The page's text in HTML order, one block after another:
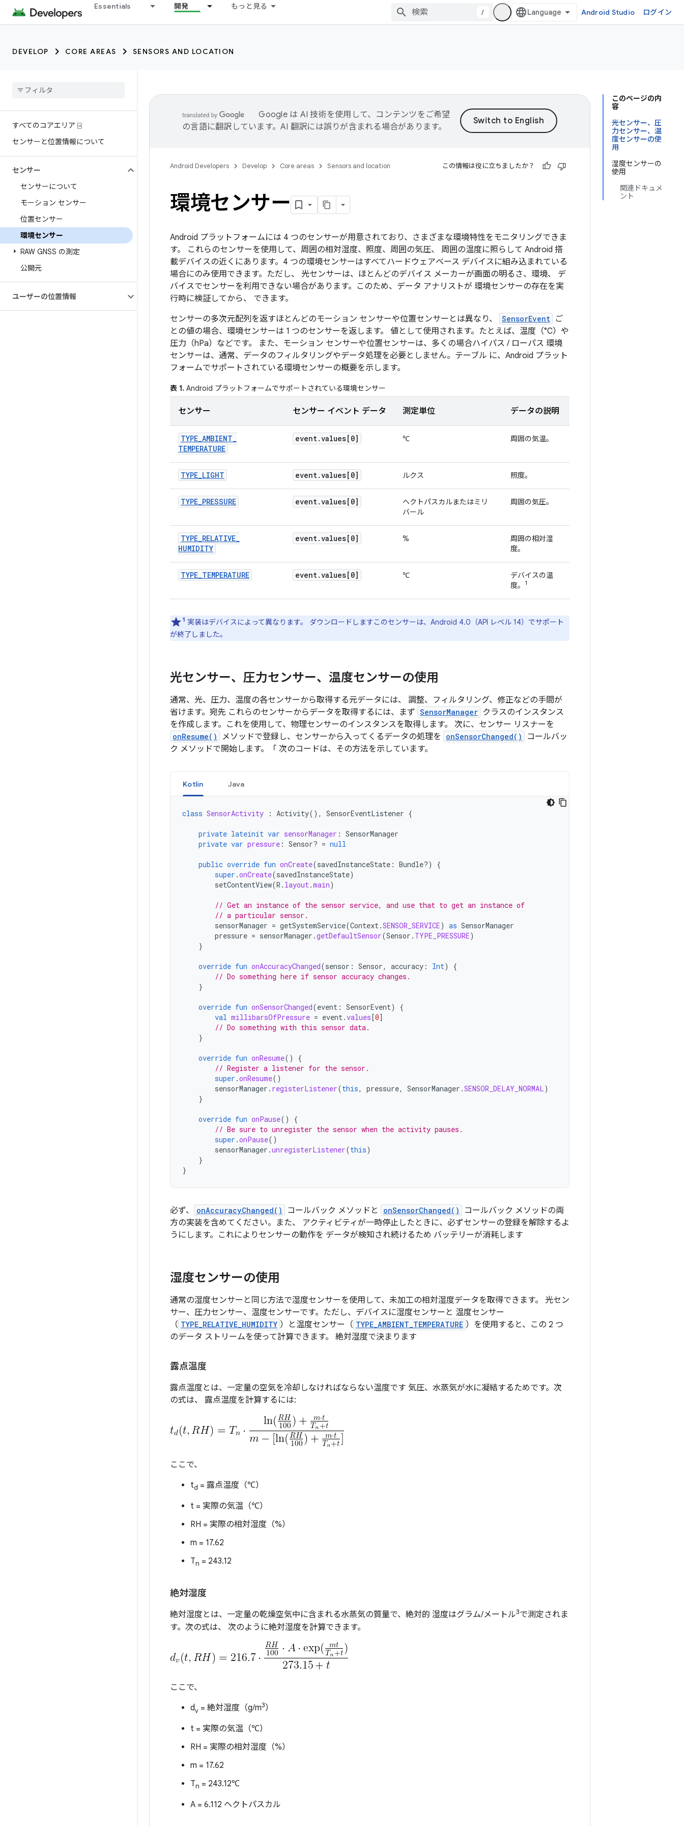
trait:citc trait:citc Essentials 開発 もっと見る
/ Android Studio ログイン
DEVELOP CORE AREAS SENSORS AND LOCATION
すべてのコアエリア ⍈
センサーと位置情報について
センサー
センサーについて
モーション センサー
位置センサー
環境センサー
RAW GNSS の測定
公開元
ユーザーの位置情報
このページの内
容
光センサー、圧
力センサー、温
度センサーの使
用
湿度センサーの
使用
関連ドキュメ
ント
Google は AI 技術を使用して、コンテンツをご希望
の言語に翻訳しています。AI 翻訳には誤りが含まれる場合があります。
Android Developers Develop Core areas Sensors and location この情報は役に立ちましたか？
環境センサー
Android プラットフォームには 4 つのセンサーが用意されており、さまざまな環境特性をモニタリングできま
す。 これらのセンサーを使用して、周囲の相対湿度、照度、周囲の気圧、 周囲の温度に照らして Android 搭
載デバイスの近くにあります。4 つの環境センサーはすべてハードウェアベース デバイスに組み込まれている
場合にのみ使用できます。ただし、 光センサーは、ほとんどのデバイス メーカーが画面の明るさ、環境、 デ
バイスでセンサーを利用できない場合があります。このため、データ アナリストが 環境センサーの存在を実
行時に検証してから、 できます。
センサーの多次元配列を返すほとんどのモーション センサーや位置センサーとは異なり、
SensorEvent ご
との値の場合、環境センサーは 1 つのセンサーを返します。 値として使用されます。たとえば、温度（°C）や
圧力（hPa）などです。 また、モーション センサーや位置センサーは、多くの場合ハイパス / ローパス 環境
センサーは、通常、データのフィルタリングやデータ処理を必要としません。テーブル に、Android プラット
フォームでサポートされている環境センサーの概要を示します。
表 1. Android プラットフォームでサポートされている環境センサー
センサー センサー イベント データ 測定単位 データの説明
TYPE_AMBIENT_
TEMPERATURE
event.values[0] ℃ 周囲の気温。
TYPE_LIGHT event.values[0] ルクス 照度。
TYPE_PRESSURE event.values[0]
ヘクトパスカルまたはミリ
バール
周囲の気圧。
TYPE_RELATIVE_
HUMIDITY
event.values[0] %
周囲の相対湿
度。
TYPE_TEMPERATURE event.values[0] ℃
デバイスの温
度。
1
1 実装はデバイスによって異なります。 ダウンロードしますこのセンサーは、Android 4.0（API レベル 14）でサポート
が終了しました。
光センサー、圧力センサー、温度センサーの使用
通常、光、圧力、温度の各センサーから取得する元データには、 調整、フィルタリング、修正などの手間が
省けます。宛先 これらのセンサーからデータを取得するには、まず SensorManager クラスのインスタンス
を作成します。これを使用して、物理センサーのインスタンスを取得します。 次に、センサー リスナーを
onResume() メソッドで登録し、センサーから入ってくるデータの処理を onSensorChanged()
コールバッ
ク メソッドで開始します。「 次のコードは、その方法を示しています。
Kotlin Java
class SensorActivity : Activity(), SensorEventListener {
private lateinit var sensorManager : SensorManager
private var pressure : Sensor? = null
public override fun onCreate(savedInstanceState : Bundle?)
{
super .onCreate(savedInstanceState)
setContentView(R . layout.main)
// Get an instance of the sensor service, and use that to get an instance of
// a particular sensor.
sensorManager = getSystemService(Context.SENSOR_SERVICE) as SensorManager
pressure = sensorManager .getDefaultSensor(Sensor . TYPE_PRESSURE)
}
override fun onAccuracyChanged(sensor : Sensor, accuracy : Int)
{
// Do something here if sensor accuracy changes.
}
override fun onSensorChanged(event : SensorEvent)
{
val millibarsOfPressure = event.values[0]
// Do something with this sensor data.
}
override fun onResume()
{
// Register a listener for the sensor.
super .onResume()
sensorManager . registerListener(this, pressure, SensorManager .SENSOR_DELAY_NORMAL)
}
override fun onPause()
{
// Be sure to unregister the sensor when the activity pauses.
super .onPause()
sensorManager .unregisterListener(this)
}
}
必ず、 onAccuracyChanged() コールバック メソッドと onSensorChanged()
コールバック メソッドの両
方の実装を含めてください。また、 アクティビティが一時停止したときに、必ずセンサーの登録を解除するよ
うにします。これによりセンサーの動作を データが検知され続けるため バッテリーが消耗します
湿度センサーの使用
通常の湿度センサーと同じ方法で湿度センサーを使用して、未加工の相対湿度データを取得できます。 光セン
サー、圧力センサー、温度センサーです。ただし、デバイスに湿度センサーと 温度センサー
（ TYPE_RELATIVE_HUMIDITY ）と温度センサー（ TYPE_AMBIENT_TEMPERATURE ）を使用すると、この 2 つ
のデータ ストリームを使って計算できます。 絶対湿度で決まります
露点温度
露点温度とは、一定量の空気を冷却しなければならない温度です 気圧、水蒸気が水に凝結するためです。次
の式は、 露点温度を計算するには:
ここで、
td = 露点温度（℃）
t = 実際の気温（℃）
RH = 実際の相対湿度（%）
m = 17.62
Tn = 243.12
絶対湿度
絶対湿度とは、一定量の乾燥空気中に含まれる水蒸気の質量で、絶対的 湿度はグラム/メートル3で測定されま
す。次の式は、 次のように絶対湿度を計算できます。
ここで、
dv = 絶対湿度（g/m3）
t = 実際の気温（℃）
RH = 実際の相対湿度（%）
m = 17.62
Tn = 243.12℃
A = 6.112 ヘクトパスカル